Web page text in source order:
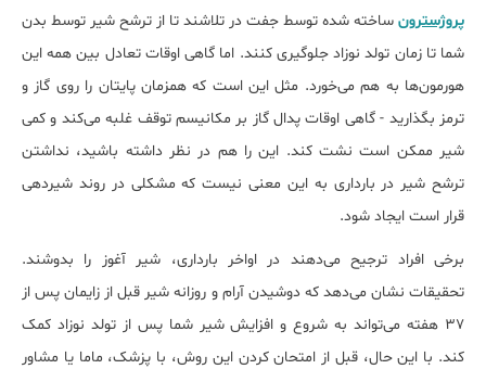
پروژسترون ساخته شده توسط جفت در تلاشند تا از ترشح شیر توسط بدن
شما تا زمان تولد نوزاد جلوگیری کنند. اما گاهی اوقات تعادل بین همه این
هورمون‌ها به هم می‌خورد. مثل این است که همزمان پایتان را روی گاز و
ترمز بگذارید - گاهی اوقات پدال گاز بر مکانیسم توقف غلبه می‌کند و کمی
شیر ممکن است نشت کند. این را هم در نظر داشته باشید، ﻧﺪاﺷﺘﻦ
ﺗﺮﺷﺢ شیر در بارداری به این معنی نیست که مشکلی در روند شیردهی
قرار است ایجاد شود.
برخی افراد ترجیح می‌دهند در اواخر بارداری، شیر آغوز را بدوشند.
تحقیقات نشان می‌دهد که دوشیدن آرام و روزانه شیر قبل از زایمان پس از
۳۷ هفته می‌تواند به شروع و افزایش شیر شما پس از تولد نوزاد کمک
کند. با این حال، قبل از امتحان کردن این روش، با پزشک، ماما یا مشاور